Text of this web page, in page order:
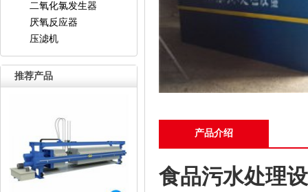
二氧化氯发生器
厌氧反应器
压滤机
推荐产品
产品介绍
食品污水处理